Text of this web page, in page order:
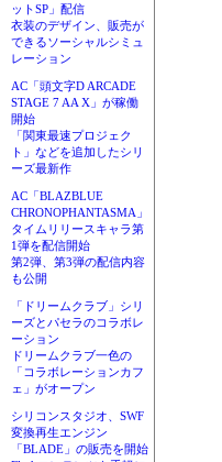
ットSP」配信
衣装のデザイン、販売が
できるソーシャルシミュ
レーション
AC「頭文字D ARCADE
STAGE 7 AA X」が稼働
開始
「関東最速プロジェク
ト」などを追加したシリ
ーズ最新作
AC「BLAZBLUE
CHRONOPHANTASMA」
タイムリリースキャラ第
1弾を配信開始
第2弾、第3弾の配信内容
も公開
「ドリームクラブ」シリ
ーズとパセラのコラボレ
ーション
ドリームクラブ一色の
「コラボレーションカフ
ェ」がオープン
シリコンスタジオ、SWF
変換再生エンジン
「BLADE」の販売を開始